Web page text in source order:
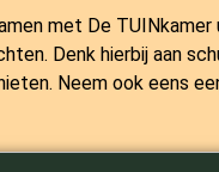
met De TUINkamer
Denk hierbij aan
Neem ook eens